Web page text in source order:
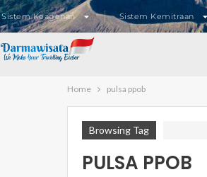
Sistem Keagenan Sistem Kemitraan
Home pulsa ppob
Browsing Tag
PULSA PPOB